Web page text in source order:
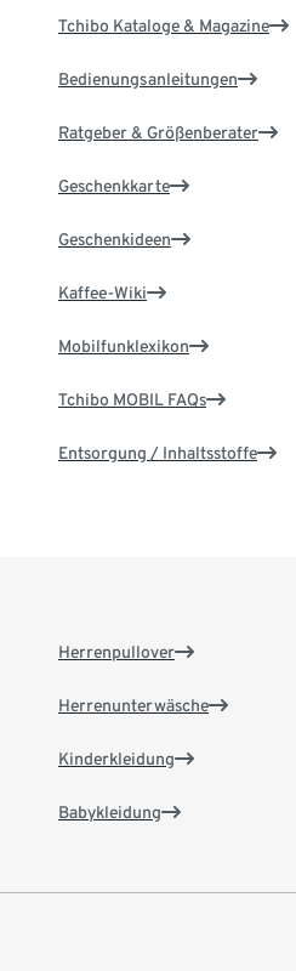
Tchibo Kataloge & Magazine
Bedienungsanleitungen
Ratgeber & Größenberater
Geschenkkarte
Geschenkideen
Kaffee-Wiki
Mobilfunklexikon
Tchibo MOBIL FAQs
Entsorgung / Inhaltsstoffe
Herrenpullover
Herrenunterwäsche
Kinderkleidung
Babykleidung